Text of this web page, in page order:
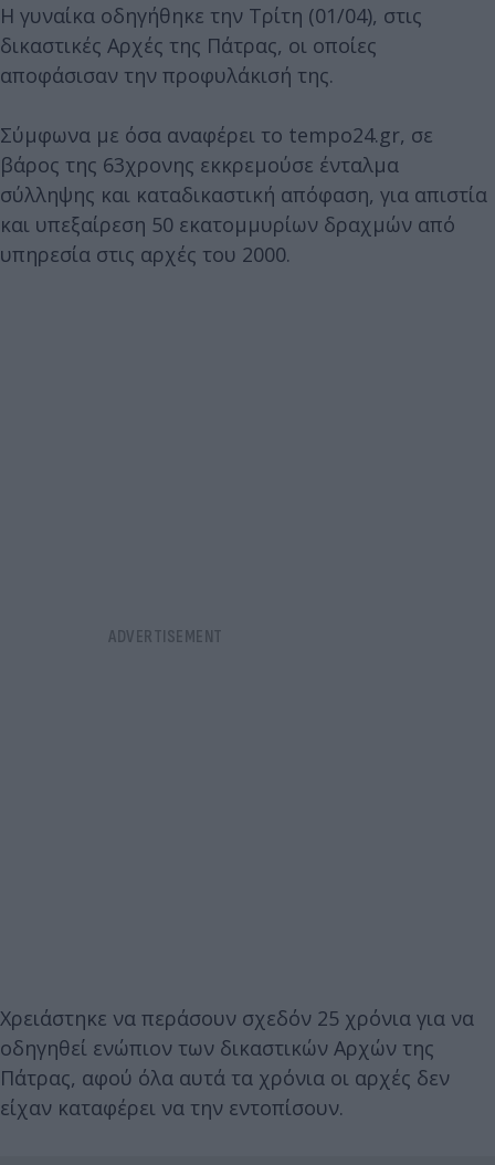
Η γυναίκα οδηγήθηκε την Τρίτη (01/04), στις
δικαστικές Αρχές της Πάτρας, οι οποίες
αποφάσισαν την προφυλάκισή της.
Σύμφωνα με όσα αναφέρει το tempo24.gr, σε
βάρος της 63χρονης εκκρεμούσε ένταλμα
σύλληψης και καταδικαστική απόφαση, για απιστία
και υπεξαίρεση 50 εκατομμυρίων δραχμών από
υπηρεσία στις αρχές του 2000.
Χρειάστηκε να περάσουν σχεδόν 25 χρόνια για να
οδηγηθεί ενώπιον των δικαστικών Αρχών της
Πάτρας, αφού όλα αυτά τα χρόνια οι αρχές δεν
είχαν καταφέρει να την εντοπίσουν.